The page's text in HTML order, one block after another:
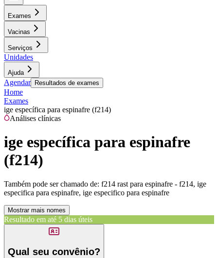
Exames
Vacinas
Serviços
Unidades
Ajuda
Agendar Resultados de exames
Home
Exames
ige específica para espinafre (f214)
Análises clínicas
ige específica para espinafre
(f214)
Também pode ser chamado de: f214 rast para espinafre - f214, ige
especifica para espinafre, ige especifico para espinafre
Mostrar mais nomes
Resultado em até 5 dias úteis
Qual seu convênio?